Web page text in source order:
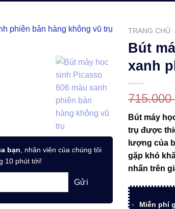
bạn , nhân viên của chúng tôi
10 phút tới!
TRANG CHỦ
Bút
xanh
715.000
Bút máy
trụ được
lượng của
gặp khó
nhấn trên
Miễn phí